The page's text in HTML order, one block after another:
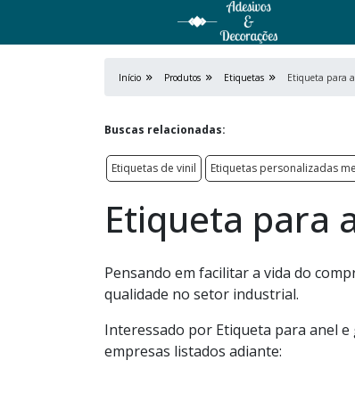
Início Produtos Etiquetas Etiqueta para
Buscas relacionadas:
Etiquetas de vinil Etiquetas personalizadas
Etiqueta para
Pensando em facilitar a vida do
qualidade no setor industrial.
Interessado por Etiqueta para anel
empresas listados adiante: